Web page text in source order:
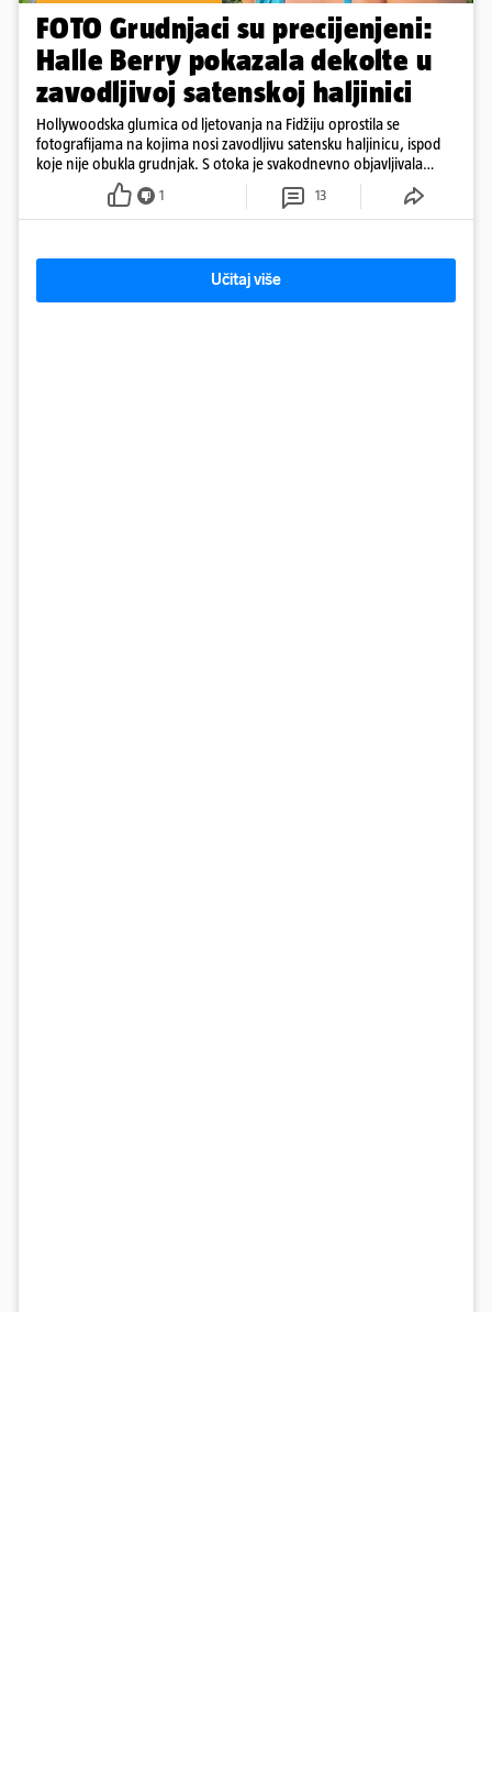
FOTO Grudnjaci su precijenjeni:
Halle Berry pokazala dekolte u
zavodljivoj satenskoj haljinici
Hollywoodska glumica od ljetovanja na Fidžiju oprostila se
fotografijama na kojima nosi zavodljivu satensku haljinicu, ispod
koje nije obukla grudnjak. S otoka je svakodnevno objavljivala
fotografije u kupaćem
1 13
Učitaj više